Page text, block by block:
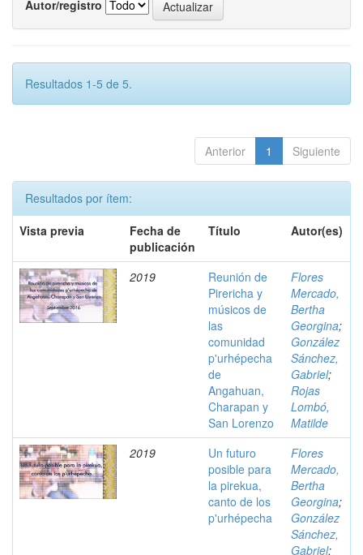
Autor/registro
Resultados 1-5 de 5.
Anterior 1 Siguiente
Resultados por ítem:
Vista previa
Fecha de
publicación
Título Autor(es)
2019
Reunión de
Pirericha y
músicos de
las
comunidad
p'urhépecha
de
Angahuan,
Charapan y
San Lorenzo
Flores
Mercado,
Bertha
Georgina;
González
Sánchez,
Gabriel;
Rojas
Lombó,
Matilde
2019
Un futuro
posible para
la pirekua,
canto de los
p'urhépecha
Flores
Mercado,
Bertha
Georgina;
González
Sánchez,
Gabriel;